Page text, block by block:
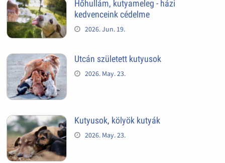
Hőhullám, kutyameleg - házi
kedvenceink cédelme
2026. Jun. 19.
Utcán született kutyusok
2026. May. 23.
Kutyusok, kölyök kutyák
2026. May. 23.